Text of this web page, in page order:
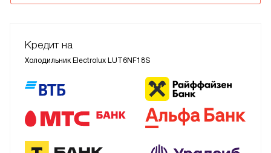
Кредит на
Холодильник Electrolux LUT6NF18S